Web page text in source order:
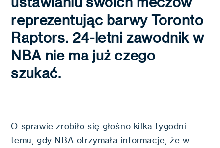
reprezentując barwy Toronto
Raptors. 24-letni zawodnik w
NBA nie ma już czego
szukać.
O sprawie zrobiło się głośno kilka tygodni
temu, gdy NBA otrzymała informacje, że w